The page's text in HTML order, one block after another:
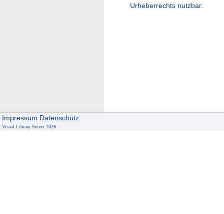
Urheberrechts nutzbar.
Impressum Datenschutz
Visual Library Server 2026